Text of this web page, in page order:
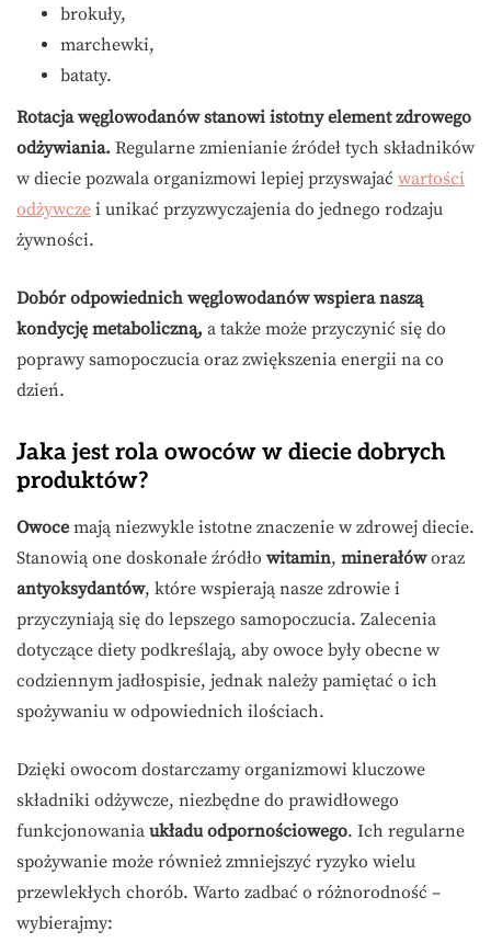
brokuły,
marchewki,
bataty.
Rotacja węglowodanów stanowi istotny element zdrowego
odżywiania. Regularne zmienianie źródeł tych składników
w diecie pozwala organizmowi lepiej przyswajać wartości
odżywcze i unikać przyzwyczajenia do jednego rodzaju
żywności.
Dobór odpowiednich węglowodanów wspiera naszą
kondycję metaboliczną, a także może przyczynić się do
poprawy samopoczucia oraz zwiększenia energii na co
dzień.
Jaka jest rola owoców w diecie dobrych
produktów?
Owoce mają niezwykle istotne znaczenie w zdrowej diecie.
Stanowią one doskonałe źródło witamin, minerałóworaz
antyoksydantów, które wspierają nasze zdrowie i
przyczyniają się do lepszego samopoczucia. Zalecenia
dotyczące diety podkreślają, aby owoce były obecne w
codziennym jadłospisie, jednak należy pamiętać o ich
spożywaniu w odpowiednich ilościach.
Dzięki owocom dostarczamy organizmowi kluczowe
składniki odżywcze, niezbędne do prawidłowego
funkcjonowania układu odpornościowego. Ich regularne
spożywanie może również zmniejszyć ryzyko wielu
przewlekłych chorób. Warto zadbać o różnorodność –
wybierajmy: